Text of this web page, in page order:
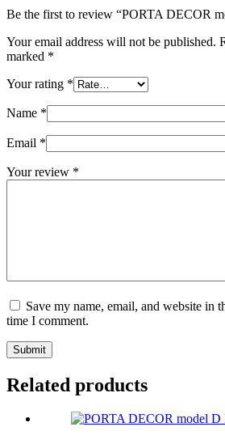
Be the first to review “PORTA DECOR
Your email address will not be published.
marked *
Your rating *
Name *
Email *
Your review *
Save my name, email, and website in
time I comment.
Submit
Related products